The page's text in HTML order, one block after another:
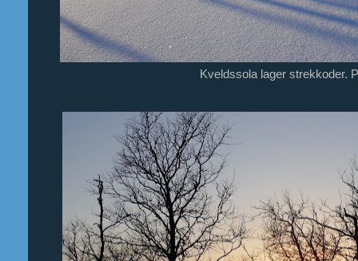
Kveldssola lager strekkoder.